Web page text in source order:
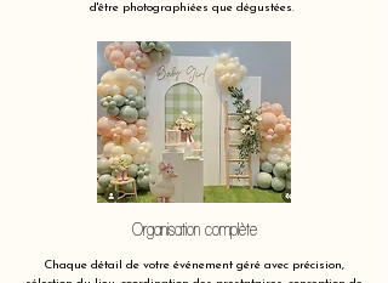
d'être photographiées que dégustées.
Organisation complète
Chaque détail de votre événement géré avec précision,